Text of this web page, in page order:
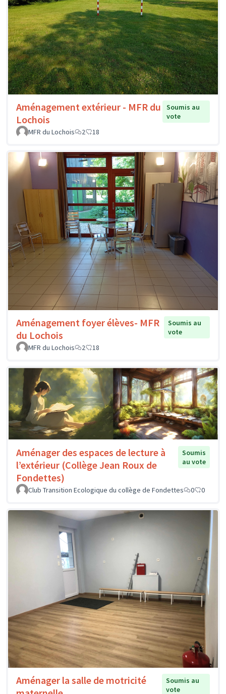
Aménagement extérieur - MFR du
Lochois
Soumis au
vote
MFR du Lochois
2 18
Aménagement foyer élèves- MFR
du Lochois
Soumis au
vote
MFR du Lochois
2 18
Aménager des espaces de lecture à
l’extérieur (Collège Jean Roux de
Fondettes)
Soumis
au vote
Club Transition Ecologique du collège de Fondettes 0 0
Aménager la salle de motricité
Soumis au
vote